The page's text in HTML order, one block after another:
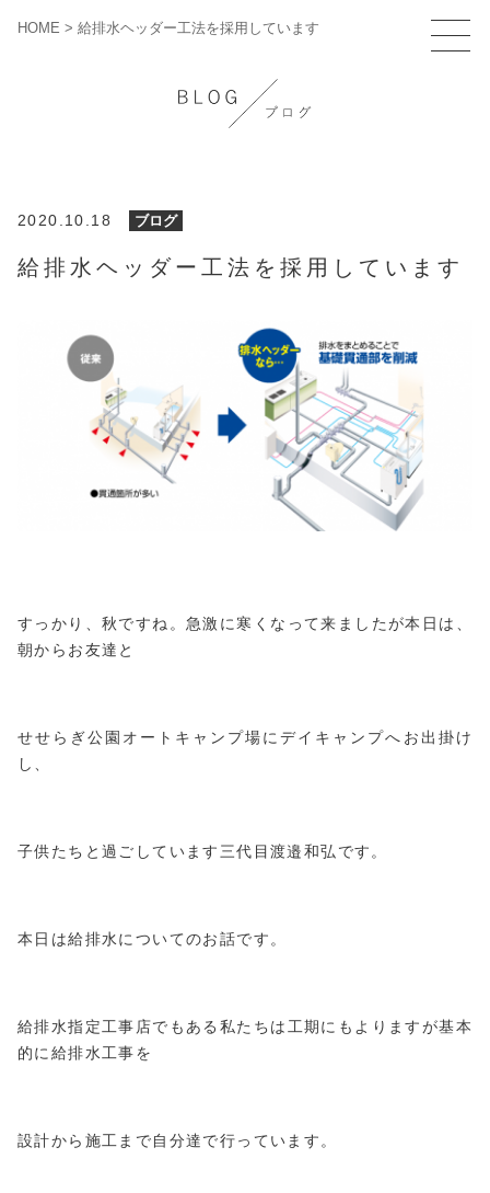
HOME > 給排水ヘッダー工法を採用しています
2020.10.18 ブログ
給排水ヘッダー工法を採用しています
すっかり、秋ですね。急激に寒くなって来ましたが本日は、
朝からお友達と
せせらぎ公園オートキャンプ場にデイキャンプへお出掛け
し、
子供たちと過ごしています三代目渡邉和弘です。
本日は給排水についてのお話です。
給排水指定工事店でもある私たちは工期にもよりますが基本
的に給排水工事を
設計から施工まで自分達で行っています。